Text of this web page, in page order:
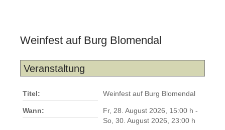
Weinfest auf Burg Blomendal
Veranstaltung
Titel: Weinfest auf Burg Blomendal
Wann: Fr, 28. August 2026 15:00 h -
So, 30. August 2026
23:00 h